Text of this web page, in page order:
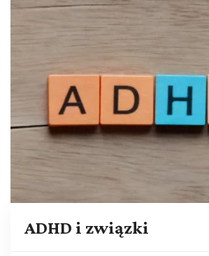
ADHD i związki